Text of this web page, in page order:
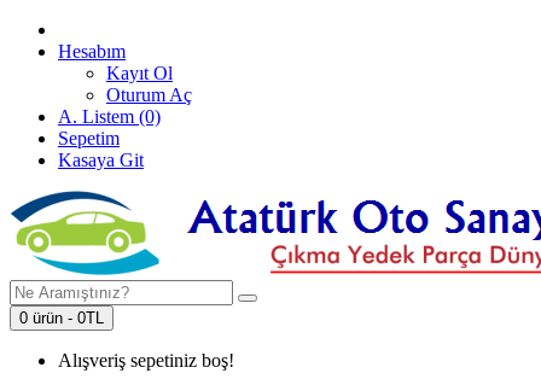
Hesabım
Kayıt Ol
Oturum Aç
A. Listem (0)
Sepetim
Kasaya Git
0 ürün - 0TL
Alışveriş sepetiniz boş!